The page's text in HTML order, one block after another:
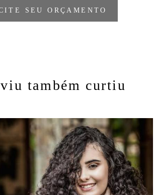
SEU ORÇAMENTO
também curtiu